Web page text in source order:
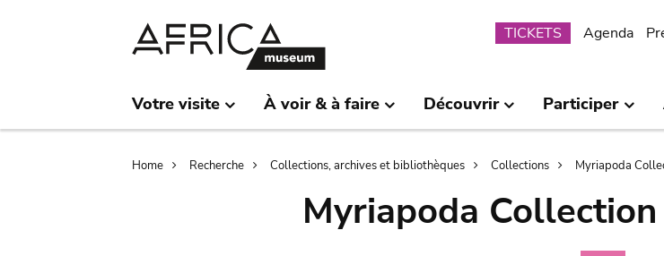
Submenu
TICKETS Agenda
Votre visite À voir & à faire Découvrir Participer
Breadcrumb
Home Recherche Collections, archives et bibliothèques Collections Myriapoda
Myriapoda